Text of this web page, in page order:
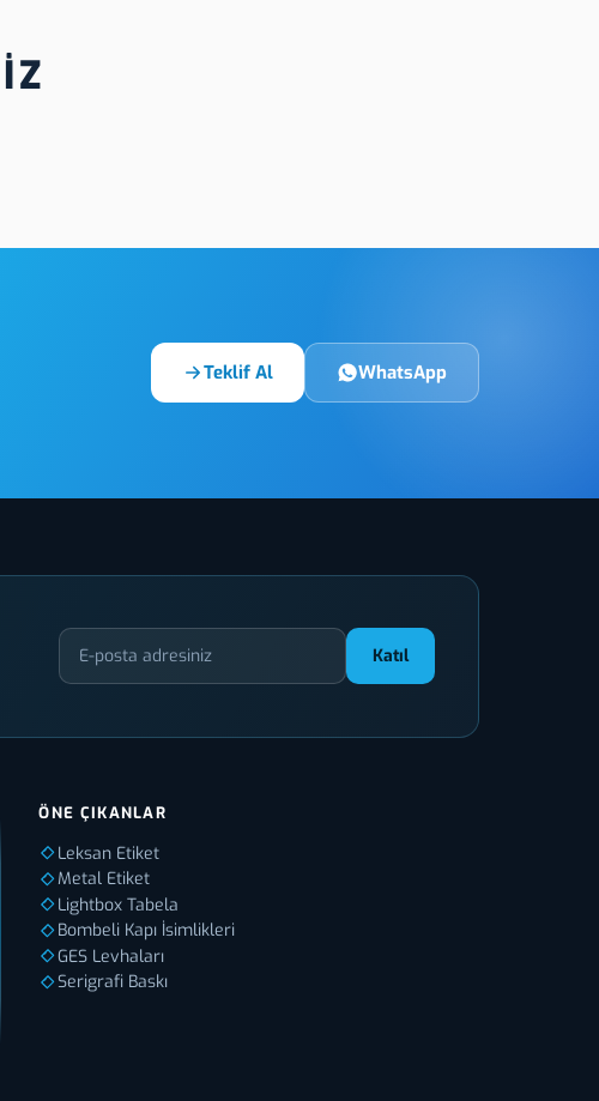
Teklif Al WhatsApp
Katıl
ÖNE ÇIKANLAR
Leksan Etiket
Metal Etiket
Lightbox Tabela
Bombeli Kapı İsimlikleri
GES Levhaları
Serigrafi Baskı